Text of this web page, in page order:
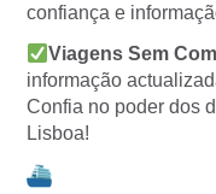
confiança e
Viagens Sem
informação
Confia no poder dos
Lisboa!